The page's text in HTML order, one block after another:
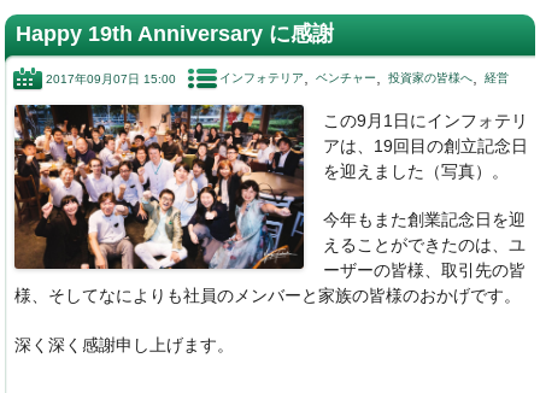
c
e
b
o
o
k
k
e
dI
n
e
e
n
a
Happy 19th Anniversary に感謝
2017年09月07日 15:00 インフォテリア ベンチャー 投資家の皆様へ 経営
この9月1日にインフォテリ
アは、 19回目の創立記念日
を迎えました（写真）。
今年もまた創業記念日を迎
えることができたのは、ユ
ーザーの皆様、取引先の皆
様、 そしてなによりも社員のメンバーと家族の皆様のおかげです。
深く深く感謝申し上げます。